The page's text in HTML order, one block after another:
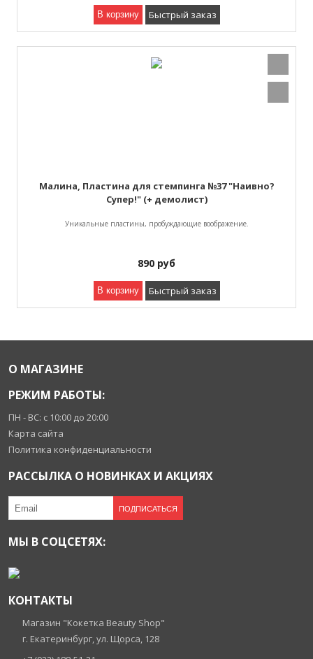
В корзину Быстрый заказ
Малина, Пластина для стемпинга №37 "Наивно?
Супер!" (+ демолист)
Уникальные пластины, пробуждающие воображение.
890 руб
В корзину Быстрый заказ
О МАГАЗИНЕ
РЕЖИМ РАБОТЫ:
ПН - ВС: с 10:00 до 20:00
Карта сайта
Политика конфиденциальности
РАССЫЛКА О НОВИНКАХ И АКЦИЯХ
ПОДПИСАТЬСЯ
МЫ В СОЦСЕТЯХ:
КОНТАКТЫ
Магазин "Кокетка Beauty Shop"
г. Екатеринбург, ул. Щорса, 128